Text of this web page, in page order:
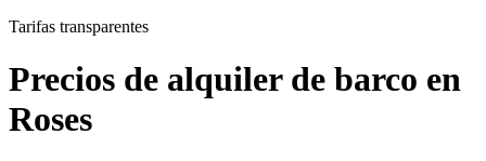
Tarifas transparentes
Precios de alquiler de barco en
Roses